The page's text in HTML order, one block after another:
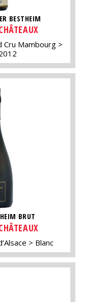
BESTHEIM
Cru Mambourg
BRUT
Blanc